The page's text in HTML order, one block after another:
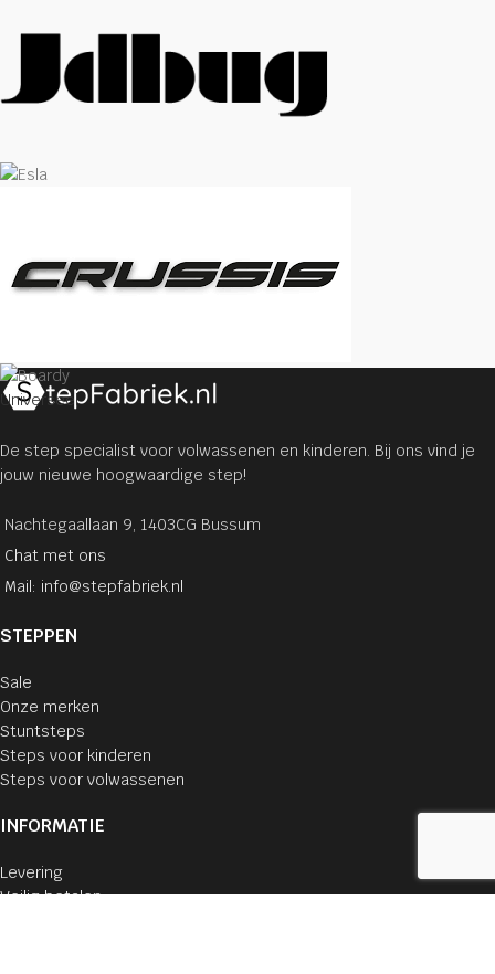
Universeel
De step specialist voor volwassenen en kinderen. Bij ons vind je
jouw nieuwe hoogwaardige step!
Nachtegaallaan 9, 1403CG Bussum
Chat met ons
Mail: info@stepfabriek.nl
STEPPEN
Sale
Onze merken
Stuntsteps
Steps voor kinderen
Steps voor volwassenen
INFORMATIE
Levering
Veilig betalen